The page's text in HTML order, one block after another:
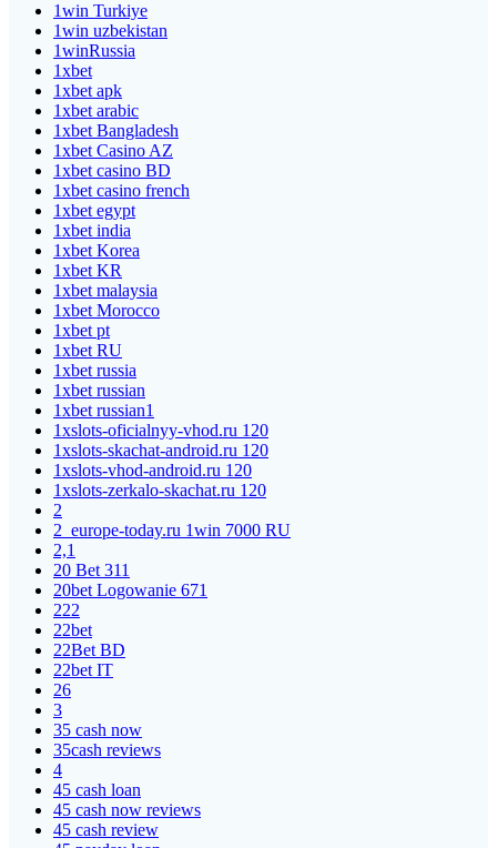
1win Turkiye
1win uzbekistan
1winRussia
1xbet
1xbet apk
1xbet arabic
1xbet Bangladesh
1xbet Casino AZ
1xbet casino BD
1xbet casino french
1xbet egypt
1xbet india
1xbet Korea
1xbet KR
1xbet malaysia
1xbet Morocco
1xbet pt
1xbet RU
1xbet russia
1xbet russian
1xbet russian1
1xslots-oficialnyy-vhod.ru 120
1xslots-skachat-android.ru 120
1xslots-vhod-android.ru 120
1xslots-zerkalo-skachat.ru 120
2
2_europe-today.ru 1win 7000 RU
2,1
20 Bet 311
20bet Logowanie 671
222
22bet
22Bet BD
22bet IT
26
3
35 cash now
35cash reviews
4
45 cash loan
45 cash now reviews
45 cash review